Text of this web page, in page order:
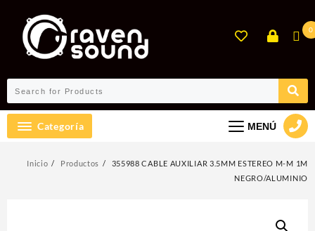
contenido
0
Categoría MENÚ
Inicio Productos
355988 CABLE AUXILIAR 3.5MM ESTEREO M-M 1M
NEGRO/ALUMINIO